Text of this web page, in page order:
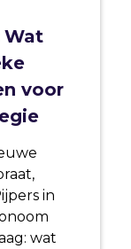
Wat
voor
in
wat